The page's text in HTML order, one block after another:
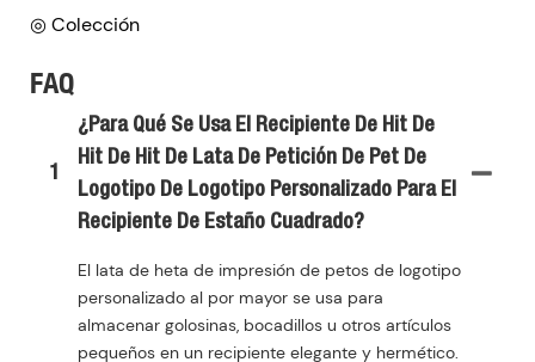
◎ Colección
FAQ
1
¿Para Qué Se Usa El Recipiente De Hit De
Hit De Hit De Lata De Petición De Pet De
Logotipo De Logotipo Personalizado Para El
Recipiente De Estaño Cuadrado?
El lata de heta de impresión de petos de logotipo
personalizado al por mayor se usa para
almacenar golosinas, bocadillos u otros artículos
pequeños en un recipiente elegante y hermético.